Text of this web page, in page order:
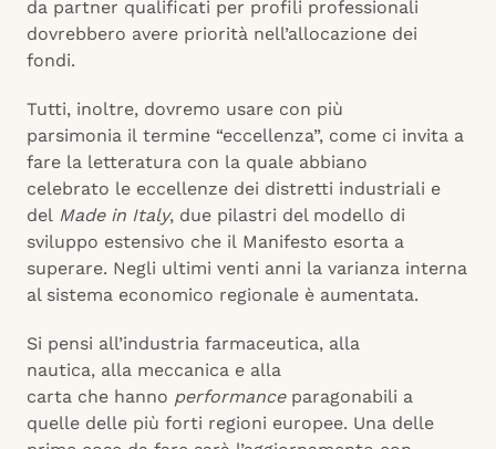
da partner qualificati per profili professionali
dovrebbero avere priorità nell’allocazione dei
fondi.
Tutti, inoltre, dovremo usare con più
parsimonia il termine “eccellenza”, come ci invita a
fare la letteratura con la quale abbiano
celebrato le eccellenze dei distretti industriali e
del Made in Italy, due pilastri del modello di
sviluppo estensivo che il Manifesto esorta a
superare. Negli ultimi venti anni la varianza interna
al sistema economico regionale è aumentata.
Si pensi all’industria farmaceutica, alla
nautica, alla meccanica e alla
carta che hanno performanceparagonabili a
quelle delle più forti regioni europee. Una delle